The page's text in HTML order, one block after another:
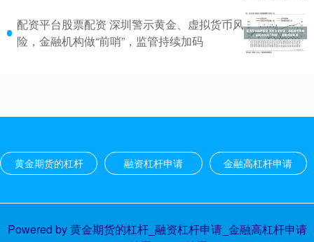
配资平台股票配资 深圳警示黄金、虚拟货币风
险，金融机构做“前哨”，监管持续加码
黄金期货的杠杆 融资杠杆申请 金融高杠杆申请
Powered by黄金期货的杠杆_融资杠杆申请_金融高杠杆申请